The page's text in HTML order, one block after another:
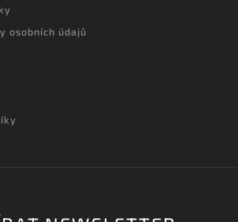
osobních údajů